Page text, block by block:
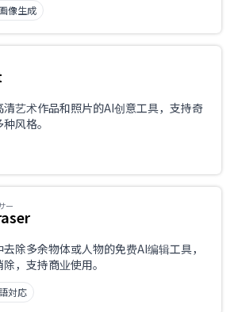
像生成
艺术作品和照片的AI创意工具，支持奇
风格。
ー
除多余物体或人物的免费AI编辑工具，
，支持商业使用。
対応